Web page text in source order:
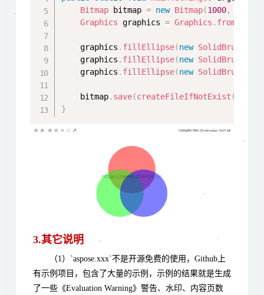
Bitmap bitmap = new Bitmap(1000,
Graphics graphics = Graphics . fromImage
    graphics
. fillEllipse(new SolidBrush
    graphics
. fillEllipse(new SolidBrush
    graphics
. fillEllipse(new SolidBrush
    bitmap
. save(createFileIfNotExist (
}
3.其它说明
（1）`aspose.xxx`不是开源免费的使用，Github上
有示例项目，包含了大量的示例，示例的结果就是生成
了一些《Evaluation Warning》警告、水印、内容页数